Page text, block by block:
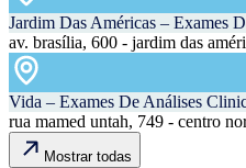
Jardim Das Américas – Exames
av. brasília, 600 - jardim das
Vida – Exames De Análises
rua mamed untah, 749 - centro
Mostrar todas